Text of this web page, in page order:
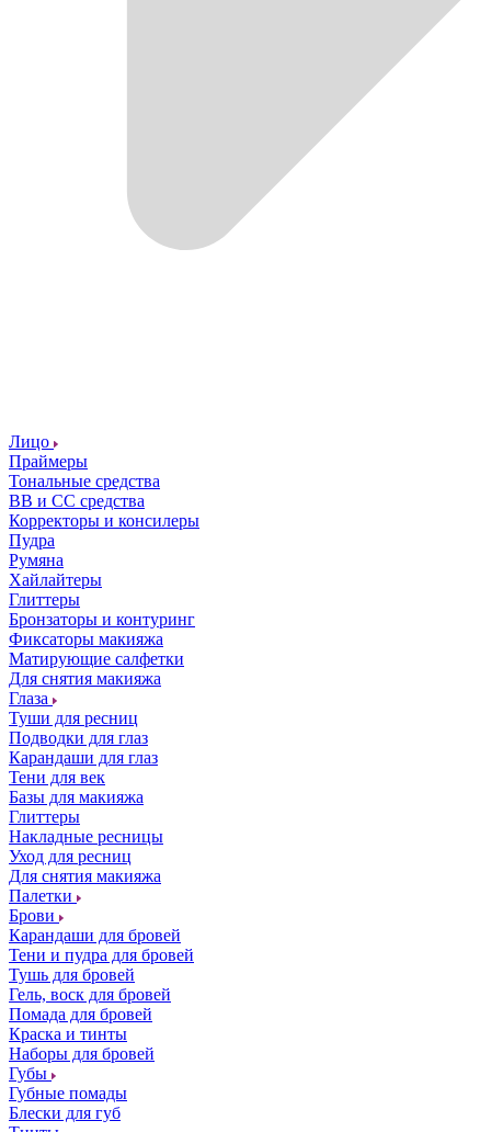
Лицо
Праймеры
Тональные средства
ВВ и СС средства
Корректоры и консилеры
Пудра
Румяна
Хайлайтеры
Глиттеры
Бронзаторы и контуринг
Фиксаторы макияжа
Матирующие салфетки
Для снятия макияжа
Глаза
Туши для ресниц
Подводки для глаз
Карандаши для глаз
Тени для век
Базы для макияжа
Глиттеры
Накладные ресницы
Уход для ресниц
Для снятия макияжа
Палетки
Брови
Карандаши для бровей
Тени и пудра для бровей
Тушь для бровей
Гель, воск для бровей
Помада для бровей
Краска и тинты
Наборы для бровей
Губы
Губные помады
Блески для губ